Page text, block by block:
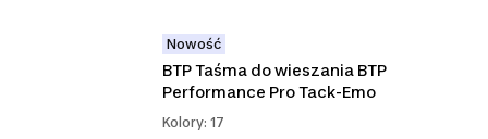
Nowość
BTP Taśma do wieszania BTP
Performance Pro Tack-Emo
Kolory: 17